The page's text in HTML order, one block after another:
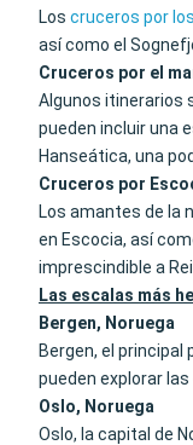
Los cruceros por
así como el
Cruceros por el
Algunos itinerarios
pueden incluir una
Hanseática, una
Cruceros por
Los amantes de la
en Escocia, así
imprescindible a
Las escalas más
Bergen, Noruega
Bergen, el
pueden explorar
Oslo, Noruega
Oslo, la capital de